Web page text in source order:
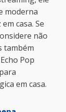
moderna
casa. Se
não
também
Pop
em casa.